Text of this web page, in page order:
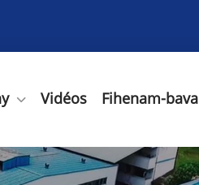
Vidéos Fihenam-bava